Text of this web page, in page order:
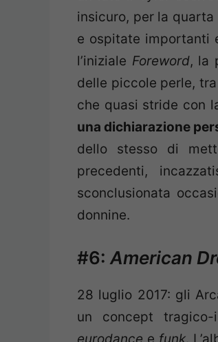
insicuro, per la quarta
e ospitate importanti
l’iniziale Foreword, la
delle piccole perle,
che quasi stride con
una dichiarazione
dello stesso di
precedenti,
sconclusionata
donnine.
#6:American
28 luglio 2017: gli
un concept